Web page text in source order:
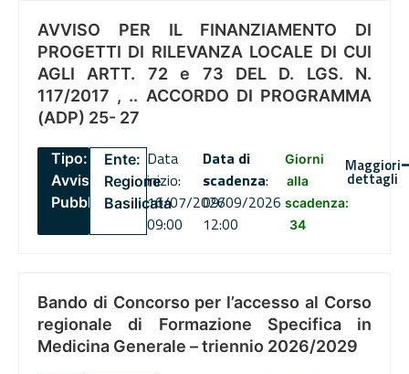
AVVISO PER IL FINANZIAMENTO DI
PROGETTI DI RILEVANZA LOCALE DI CUI
AGLI ARTT. 72 e 73 DEL D. LGS. N.
117/2017 , .. ACCORDO DI PROGRAMMA
(ADP) 25- 27
Tipo:
Avviso
Pubblico
Ente:
Regione
Basilicata
Data
inizio:
16/07/2026
09:00
Data di
scadenza:
09/09/2026
12:00
Giorni
alla
scadenza:
34
Maggiori
dettagli
Bando di Concorso per l’accesso al Corso
regionale di Formazione Specifica in
Medicina Generale – triennio 2026/2029